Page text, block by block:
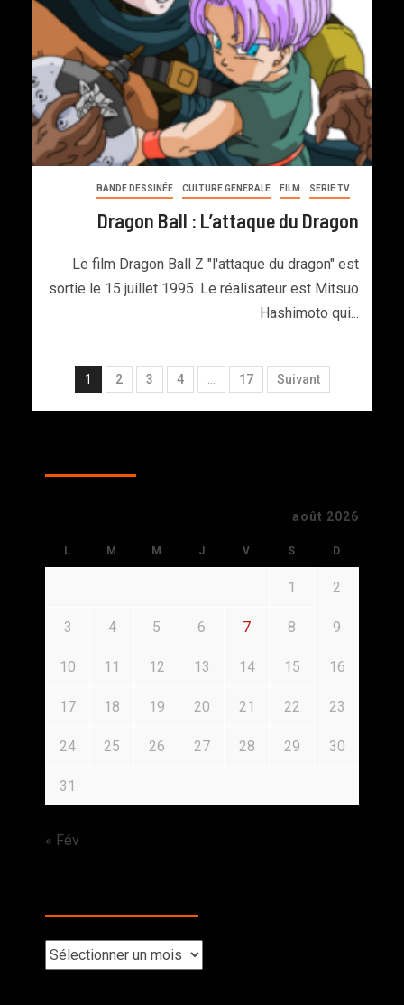
BANDE DESSINÉE CULTURE GENERALE FILM SERIE TV
Dragon Ball : L’attaque du Dragon
Le film Dragon Ball Z "l'attaque du dragon" est
sortie le 15 juillet 1995. Le réalisateur est Mitsuo
Hashimoto qui...
1 2 3 4 … 17 Suivant
août 2026
L M M J V S D
1 2
3 4 5 6 7 8 9
10 11 12 13 14 15 16
17 18 19 20 21 22 23
24 25 26 27 28 29 30
31
« Fév